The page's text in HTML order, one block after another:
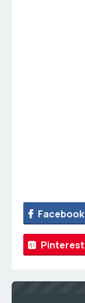
Facebook
Pinterest